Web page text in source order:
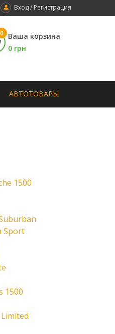
Вход / Регистрация
0
Ваша корзина
0 грн
АВТОТОВАРЫ
1500
Sport
1500